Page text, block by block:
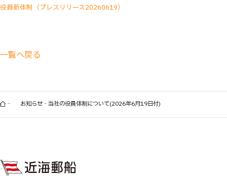
運航情報サイト
役員新体制（プレスリリース20260619）
一覧へ戻る
お知らせ 当社の役員体制について(2026年6月19日付)